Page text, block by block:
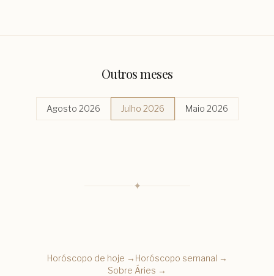
Outros meses
Agosto 2026 Julho 2026 Maio 2026
✦
Horóscopo de hoje → Horóscopo semanal →
Sobre Áries →